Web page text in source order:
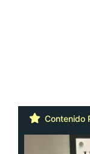
Contenido